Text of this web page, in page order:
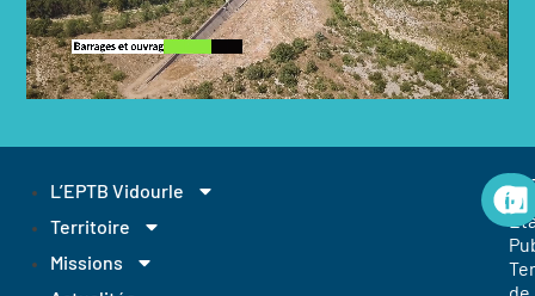
L’EPTB Vidourle
Territoire
Missions